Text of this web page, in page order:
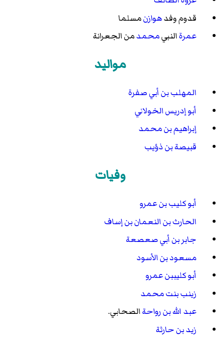
قدوم وفدهوازنمسلما
عمرةالنبيمحمدمن الجعرانة
مواليد
المهلب بن أبي صفرة
أبو إدريس الخولاني
إبراهيم بن محمد
قبيصة بن ذؤيب
وفيات
أبو كليب بن عمرو
الحارث بن النعمان بن إساف
جابر بن أبي صعصعة
مسعود بن الأسود
أبو كليببن عمرو
زينب بنت محمد
عبد الله بن رواحةالصحابي.
زيد بن حارثة